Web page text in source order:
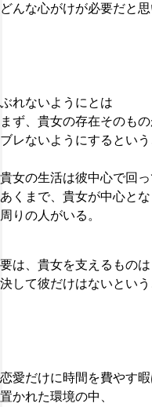
どんな心がけが必要だと
ぶれないようにとは
まず、貴女の存在そのも
ブレないようにするという
貴女の生活は彼中心で回っ
あくまで、貴女が中心とな
周りの人がいる。
要は、貴女を支えるものは
決して彼だけはないという
恋愛だけに時間を費やす
置かれた環境の中、